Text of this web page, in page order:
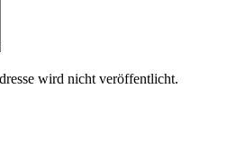
wird nicht veröffentlicht.